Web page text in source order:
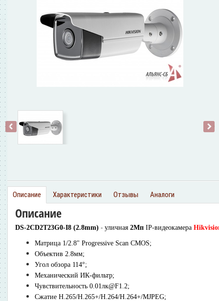
‹ ›
Описание Характеристики Отзывы Аналоги
Описание
DS-2CD2T23G0-I8 (2.8mm) - уличная 2Мп IP-видеокамера
Матрица 1/2.8" Progressive Scan CMOS;
Объектив 2.8мм;
Угол обзора 114°;
Механический ИК-фильтр;
Чувствительность 0.01лк@F1.2;
Сжатие H.265/H.265+/H.264/H.264+/MJPEG;